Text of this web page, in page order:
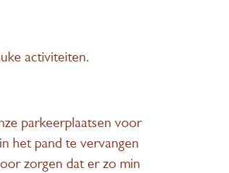
activiteiten.
parkeerplaatsen voor
het pand te vervangen
zorgen dat er zo min